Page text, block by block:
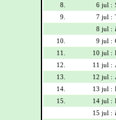
8.
6 jul :
9.
7 jul :
8 jul :
10.
9 jul :
11.
10 jul :
12.
11 jul :
13.
12 jul :
14.
13 jul :
15.
14 jul :
15 jul :